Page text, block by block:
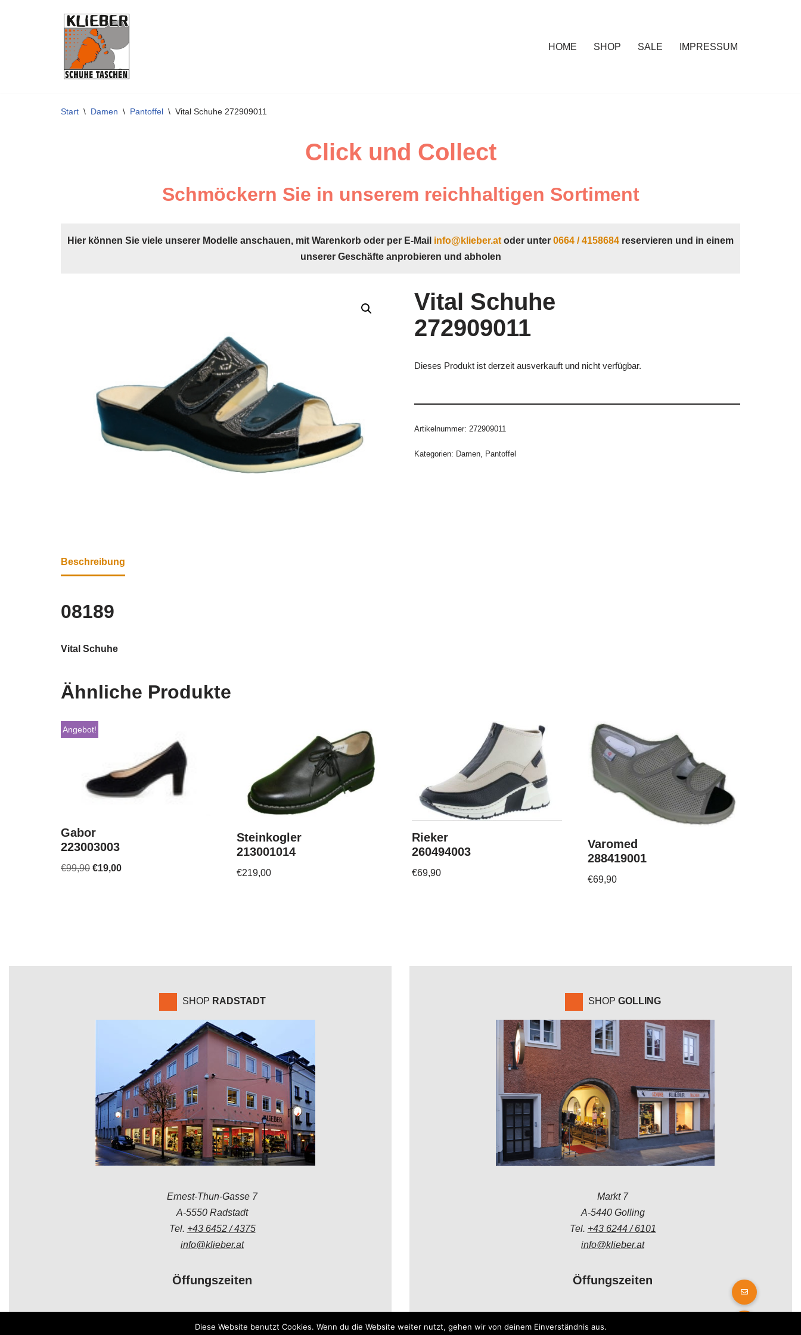
HOME SHOP SALE IMPRESSUM
Start \ Damen \ Pantoffel \ Vital Schuhe 272909011
Click und Collect
Schmöckern Sie in unserem reichhaltigen Sortiment
Hier können Sie viele unserer Modelle anschauen, mit Warenkorb oder per E-Mail info@klieber.at oder unter 0664 / 4158684 reservieren und in einem
unserer Geschäfte anprobieren und abholen
Vital Schuhe
272909011
Dieses Produkt ist derzeit ausverkauft und nicht verfügbar.
Artikelnummer: 272909011
Kategorien: Damen, Pantoffel
Beschreibung
08189
Vital Schuhe
Ähnliche Produkte
Angebot!
Gabor
223003003
€99,90 €19,00
Steinkogler
213001014
€219,00
Rieker
260494003
€69,90
Varomed
288419001
€69,90
SHOP RADSTADT
Ernest-Thun-Gasse 7
A-5550 Radstadt
Tel. +43 6452 / 4375
info@klieber.at
Öffungszeiten
08.00 - 12.00 Uhr
SHOP GOLLING
Markt 7
A-5440 Golling
Tel. +43 6244 / 6101
info@klieber.at
Öffungszeiten
08.00 - 12.00 Uhr
Diese Website benutzt Cookies. Wenn du die Website weiter nutzt, gehen wir von deinem Einverständnis aus.